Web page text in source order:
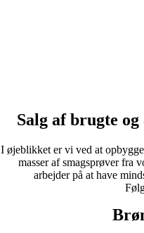
Salg af brugte
I øjeblikket er vi ved at
masser af smagsprøver fra
arbejder på at have